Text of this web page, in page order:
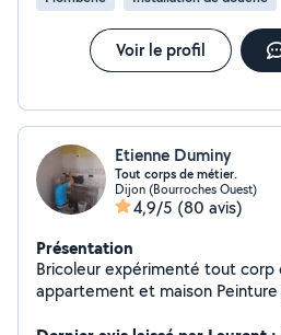
Voir le profil
Etienne Duminy
Tout corps de métier.
Dijon (Bourroches Ouest)
4,9/5 (80 avis)
Présentation
Bricoleur expérimenté tout corp
appartement et maison